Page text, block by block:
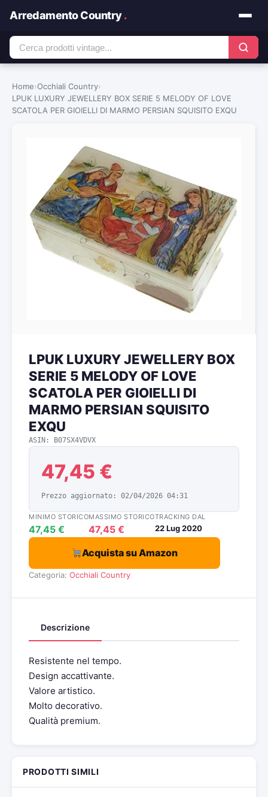
Arredamento Country.
Home›Occhiali Country›
LPUK LUXURY JEWELLERY BOX SERIE 5 MELODY OF LOVE
SCATOLA PER GIOIELLI DI MARMO PERSIAN SQUISITO EXQU
LPUK LUXURY JEWELLERY BOX
SERIE 5 MELODY OF LOVE
SCATOLA PER GIOIELLI DI
MARMO PERSIAN SQUISITO
EXQU
ASIN: B07SX4VDVX
47,45 €
Prezzo aggiornato: 02/04/2026 04:31
MINIMO STORICO
47,45 €
MASSIMO STORICO
47,45 €
TRACKING DAL
22 Lug 2020
Acquista su Amazon
Categoria: Occhiali Country
Descrizione
Resistente nel tempo.
Design accattivante.
Valore artistico.
Molto decorativo.
Qualità premium.
PRODOTTI SIMILI